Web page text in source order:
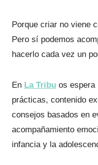
Porque criar no viene
Pero sí podemos
hacerlo cada vez un
En La Tribu os espera
prácticas, contenido
consejos basados en
acompañamiento
infancia y la